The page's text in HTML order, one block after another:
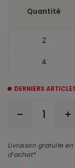
Quantité
2
4
DERNIERS
Livraison gratuite
d’achat*